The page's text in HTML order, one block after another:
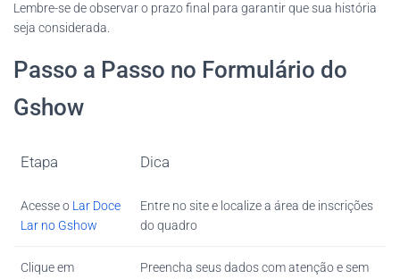
Lembre-se de observar o prazo final para garantir que sua história
seja considerada.
Passo a Passo no Formulário do
Gshow
Etapa Dica
Acesse o Lar Doce
Lar no Gshow
Entre no site e localize a área de inscrições
do quadro
Clique em
Preencha seus dados com atenção e sem